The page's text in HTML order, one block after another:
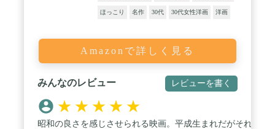
ほっこり 名作 30代 30代女性洋画 洋画
Amazonで詳しく見る
みんなのレビュー レビューを書く
★ ★ ★ ★ ★
昭和の良さを感じさせられる映画。平成生まれだがそれ